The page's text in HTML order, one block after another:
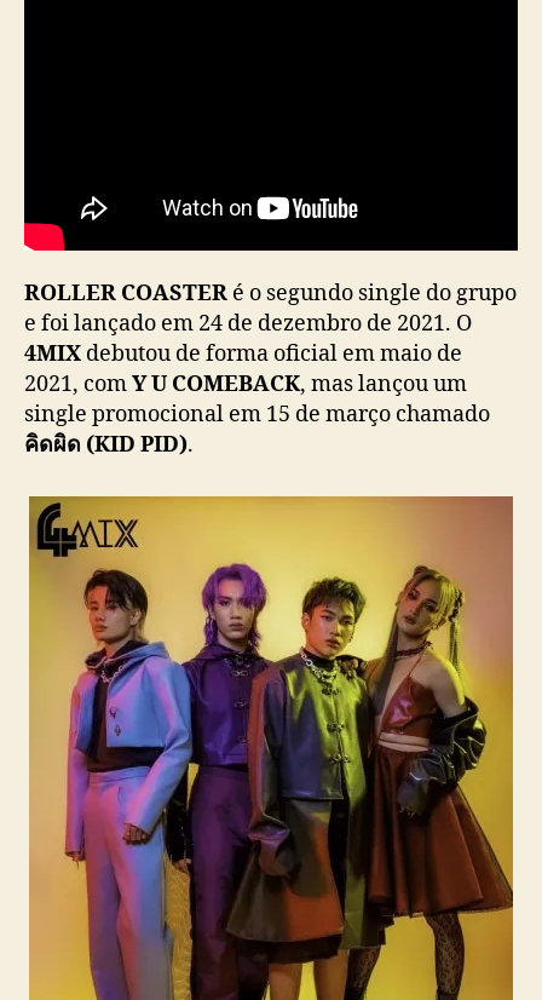
ROLLER COASTER é o segundo single do grupo
e foi lançado em 24 de dezembro de 2021. O
4MIX debutou de forma oficial em maio de
2021, comY U COMEBACK, mas lançou um
single promocional em 15 de março chamado
คิดผิด (KID PID).